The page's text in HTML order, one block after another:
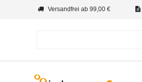
Versandfrei ab 99,00 €